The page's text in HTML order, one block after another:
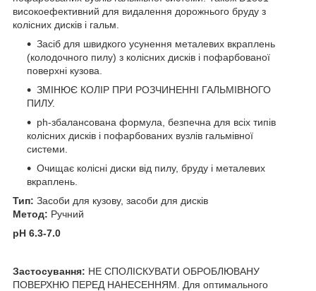
високоефективний для видалення дорожнього бруду з
колісних дисків і гальм.
Засіб для швидкого усунення металевих вкраплень
(колодочного пилу) з колісних дисків і пофарбованої
поверхні кузова.
ЗМІНЮЄ КОЛІР ПРИ РОЗЧИНЕННІ ГАЛЬМІВНОГО
ПИЛУ.
ph-збалансована формула, безпечна для всіх типів
колісних дисків і пофарбованих вузлів гальмівної
системи.
Очищає колісні диски від пилу, бруду і металевих
вкраплень.
Тип: Засоби для кузову, засоби для дисків
Метод: Ручний
pH 6.3-7.0
Застосування: НЕ СПОЛІСКУВАТИ ОБРОБЛЮВАНУ
ПОВЕРХНЮ ПЕРЕД НАНЕСЕННЯМ. Для оптимального